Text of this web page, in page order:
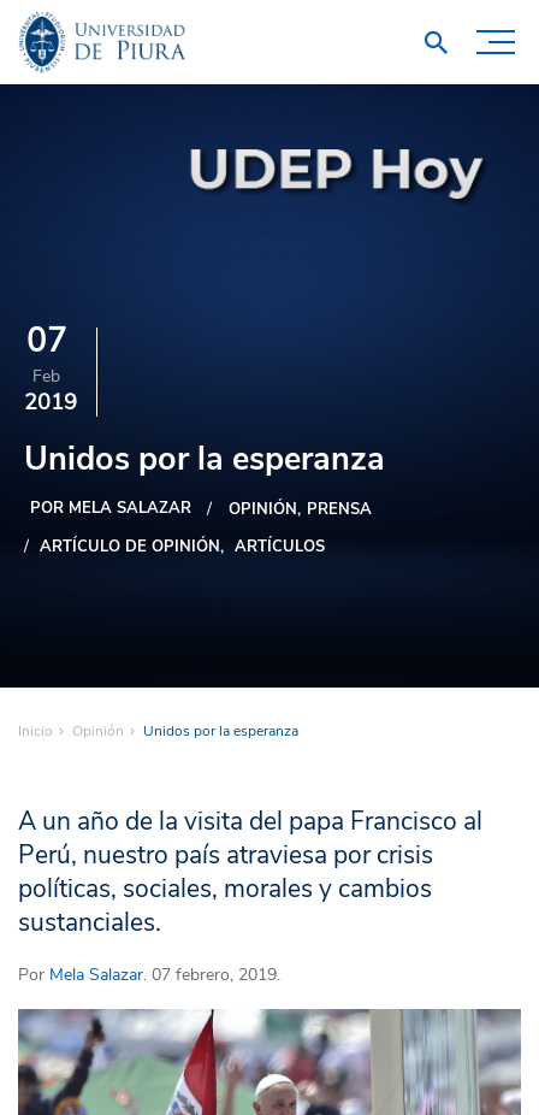
07
Feb
2019
Unidos por la esperanza
POR MELA SALAZAR OPINIÓN PRENSA
ARTÍCULO DE OPINIÓN
ARTÍCULOS
Inicio Opinión Unidos por la esperanza
A un año de la visita del papa Francisco al
Perú, nuestro país atraviesa por crisis
políticas, sociales, morales y cambios
sustanciales.
Por Mela Salazar. 07 febrero, 2019.